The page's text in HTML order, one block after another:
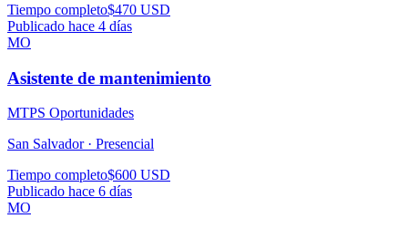
Tiempo completo$470 USD
Publicado hace 4 días
MO
Asistente de mantenimiento
MTPS Oportunidades
San Salvador · Presencial
Tiempo completo$600 USD
Publicado hace 6 días
MO